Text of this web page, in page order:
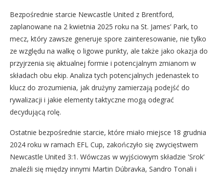
Bezpośrednie starcie Newcastle United z Brentford,
zaplanowane na 2 kwietnia 2025 roku na St. James’ Park, to
mecz, który zawsze generuje spore zainteresowanie, nie tylko
ze względu na walkę o ligowe punkty, ale także jako okazja do
przyjrzenia się aktualnej formie i potencjalnym zmianom w
składach obu ekip. Analiza tych potencjalnych jedenastek to
klucz do zrozumienia, jak drużyny zamierzają podejść do
rywalizacji i jakie elementy taktyczne mogą odegrać
decydującą rolę.
Ostatnie bezpośrednie starcie, które miało miejsce 18 grudnia
2024 roku w ramach EFL Cup, zakończyło się zwycięstwem
Newcastle United 3:1. Wówczas w wyjściowym składzie 'Srok’
znaleźli się między innymi Martin Dúbravka, Sandro Tonali i